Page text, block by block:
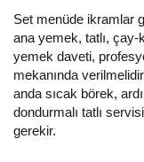
Set menüde ikramlar
ana yemek, tatlı,
yemek daveti,
mekanında
anda sıcak börek,
dondurmalı tatlı
gerekir.